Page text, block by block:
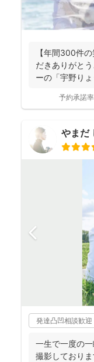
【年間300件
だきありがと
ーの「宇野り
予約承諾率
やまだ
発達凸凹相談歓迎
一生で一度の
撮影しており